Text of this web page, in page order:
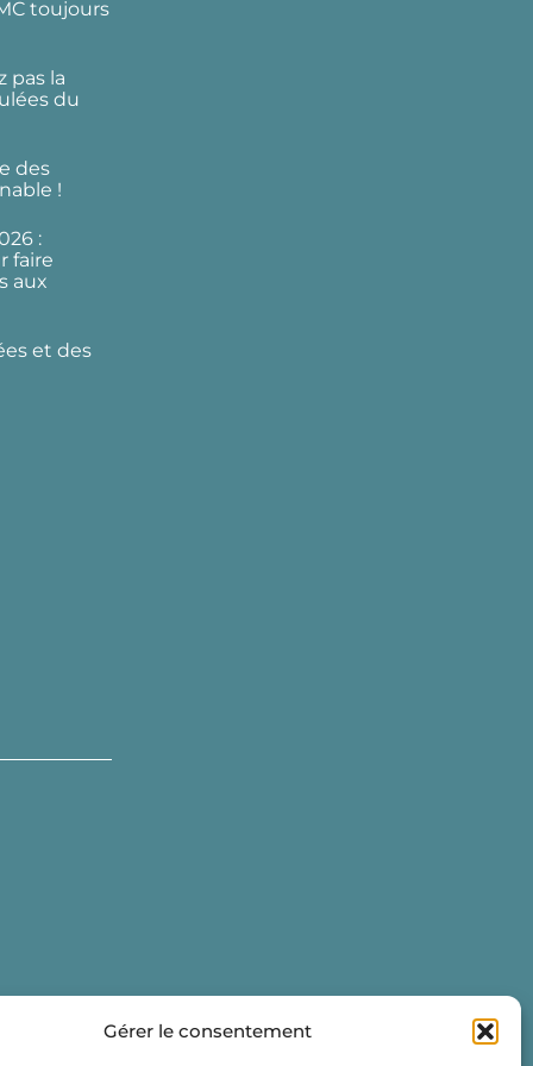
Gérer le consentement
toujours
pas la
du
des
!
:
faire
aux
et des